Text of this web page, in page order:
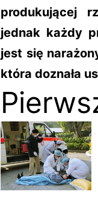
produkującej
jednak każdy
jest się
która doznała